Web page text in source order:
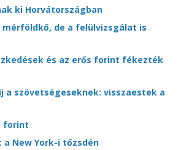
ki Horvátországban
mérföldkő, de a felülvizsgálat is
és az erős forint fékezték
a szövetségeseknek: visszaestek a
forint
New York-i tőzsdén